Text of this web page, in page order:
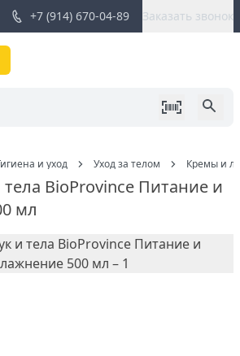
+7 (914) 670-04-89 Заказать звонок
и уход Уход за телом Кремы и
BioProvince Питание и
мл